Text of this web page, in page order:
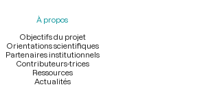
À propos
Objectifs du projet
Orientations scientifiques
Partenaires institutionnels
Contributeurs-trices
Ressources
Actualités